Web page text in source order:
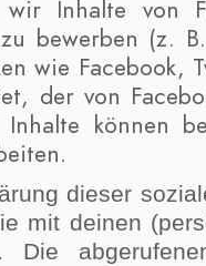
Inhalte von
bewerben (z.
wie Facebook,
der von
können
dieser
mit deinen
Die